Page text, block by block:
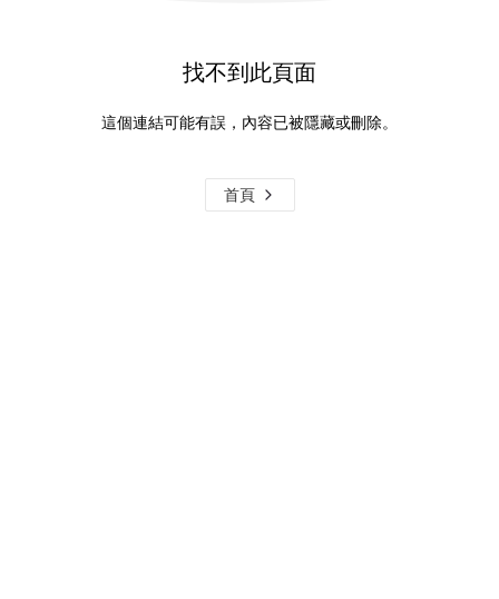
找不到此頁面
這個連結可能有誤，內容已被隱藏或刪除。
首頁